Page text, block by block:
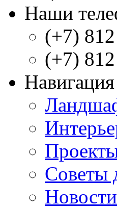
Наши
(+7)
(+7)
Навигация
Советы
Новости